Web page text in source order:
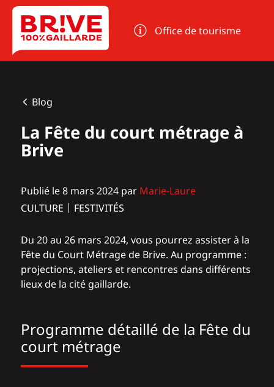
Panneau de gestion des cookies
Office de tourisme
Blog
La Fête du court métrage à
Brive
Publié le 8 mars 2024 par Marie-Laure
CULTURE
FESTIVITÉS
Du 20 au 26 mars 2024, vous pourrez assister à la
Fête du Court Métrage de Brive. Au programme :
projections, ateliers et rencontres dans différents
lieux de la cité gaillarde.
Programme détaillé de la Fête du
court métrage